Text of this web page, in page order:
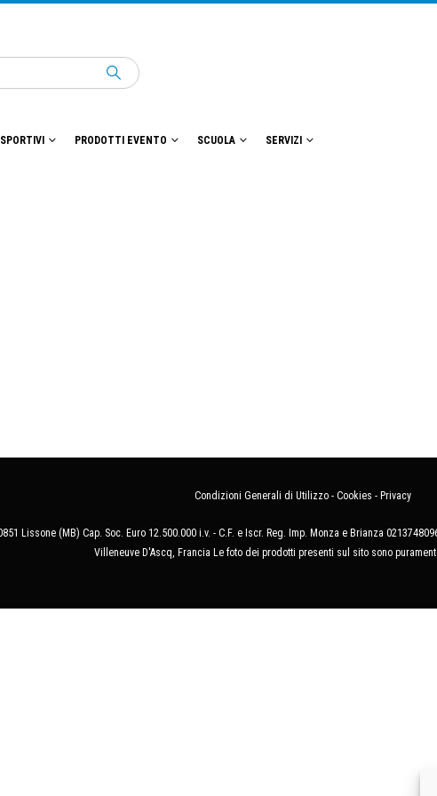
PRODOTTI EVENTO SCUOLA SERVIZI
Condizioni Generali di Utilizzo - Cookies - Privacy
Lissone (MB) Cap. Soc. Euro 12.500.000 i.v. - C.F. e Iscr. Reg. Imp. Monza e Brianza
Villeneuve D'Ascq, Francia Le foto dei prodotti presenti sul sito sono